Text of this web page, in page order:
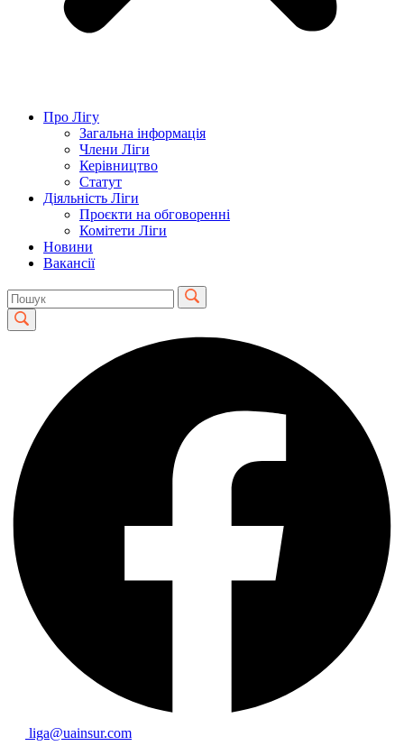
Про Лігу
Загальна інформація
Члени Ліги
Керівництво
Статут
Діяльність Ліги
Проєкти на обговоренні
Комітети Ліги
Новини
Вакансії
liga@uainsur.com